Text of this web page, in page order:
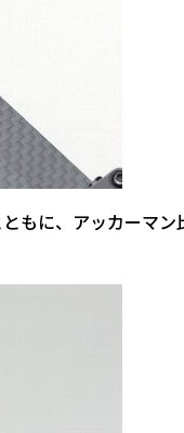
もに、アッカーマ